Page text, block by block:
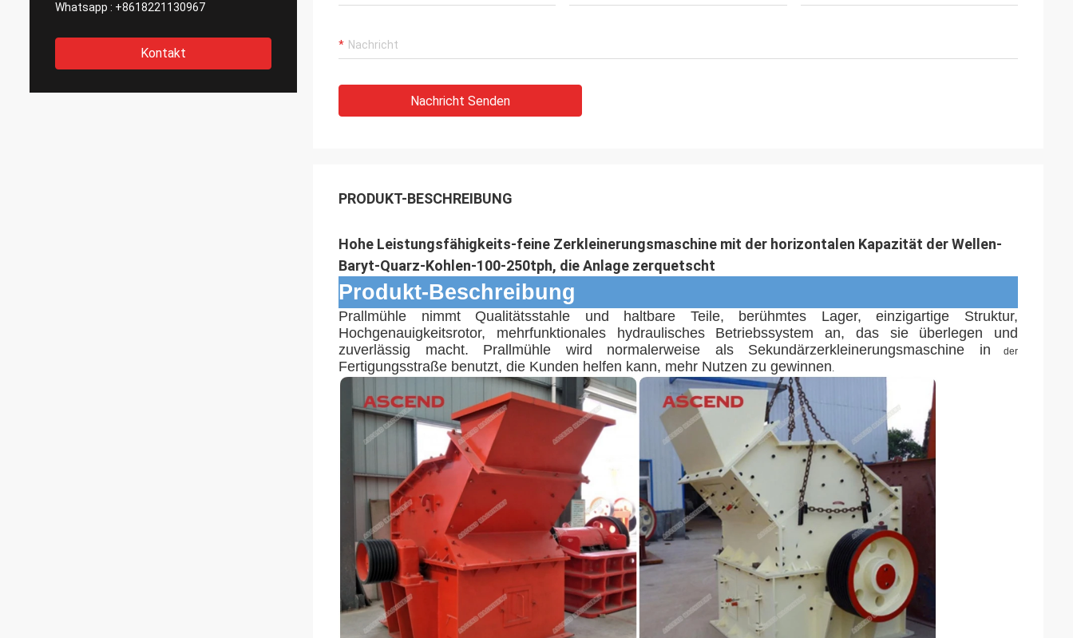
Whatsapp : +8618221130967
Kontakt
Nachricht Senden
PRODUKT-BESCHREIBUNG
Hohe Leistungsfähigkeits-feine Zerkleinerungsmaschine mit der horizontalen Kapazität der Wellen-
Baryt-Quarz-Kohlen-100-250tph, die Anlage zerquetscht
Produkt-Beschreibung
Prallmühle nimmt Qualitätsstahle und haltbare Teile, berühmtes Lager, einzigartige Struktur,
Hochgenauigkeitsrotor, mehrfunktionales hydraulisches Betriebssystem an, das sie überlegen und
zuverlässig macht.
Prallmühle wird normalerweise als Sekundärzerkleinerungsmaschine in der
Fertigungsstraße benutzt, die Kunden helfen kann, mehr Nutzen zu gewinnen.